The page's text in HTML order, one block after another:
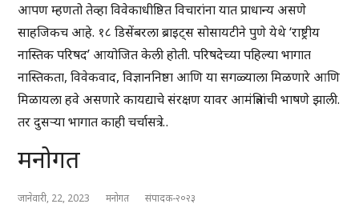
आपण म्हणतो तेव्हा विवेकाधीष्ठित विचारांना यात प्राधान्य असणे
साहजिकच आहे. १८ डिसेंबरला ब्राइट्स सोसायटीने पुणे येथे ‘राष्ट्रीय
नास्तिक परिषद’ आयोजित केली होती. परिषदेच्या पहिल्या भागात
नास्तिकता, विवेकवाद, विज्ञाननिष्ठा आणि या सगळ्याला मिळणारे आणि
मिळायला हवे असणारे कायद्याचे संरक्षण यावर आमंत्रितांची भाषणे झाली.
तर दुसऱ्या भागात काही चर्चासत्रे …
मनोगत
जानेवारी, 22, 2023 मनोगत संपादक-२०२३